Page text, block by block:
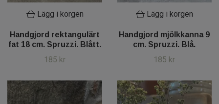
Lägg i korgen
Handgjord rektangulärt
fat 18 cm. Spruzzi. Blått.
185 kr
Lägg i korgen
Handgjord mjölkkanna 9
cm. Spruzzi. Blå.
185 kr